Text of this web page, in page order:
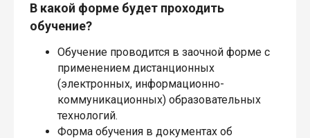
В какой форме будет проходить
обучение?
Обучение проводится в заочной форме с
применением дистанционных
(электронных, информационно-
коммуникационных) образовательных
технологий.
Форма обучения в документах об